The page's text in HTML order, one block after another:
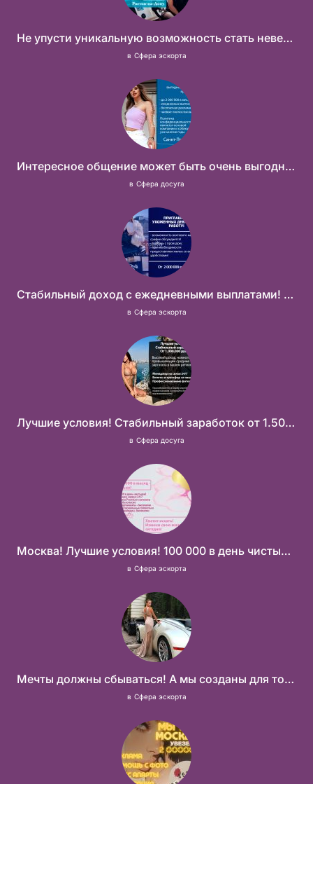
Не упусти уникальную возможность стать невероятно успешной и независимой!
в Сфера эскорта
Интересное общение может быть очень выгодным! Проверь, и ты не пожалеешь! 2 000 000₽
в Сфера досуга
Стабильный доход с ежедневными выплатами! Без посредников
в Сфера эскорта
Лучшие условия! Стабильный заработок от 1.500.000₽
в Сфера досуга
Москва! Лучшие условия! 100 000 в день чистыми!
в Сфера эскорта
Мечты должны сбываться! А мы созданы для того что бы их осуществить!
в Сфера эскорта